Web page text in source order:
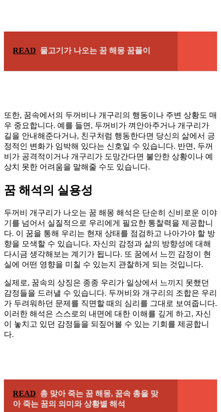
READ 물고기가 나오는 꿈 해몽 꿈풀이
또한, 꿈속에서의 두꺼비나 개구리의 행동이나 주변 상황도 매
우 중요합니다. 예를 들면, 두꺼비가 껴안아주거나 개구리가
길을 안내해준다거나, 친구처럼 행동한다면 당신의 삶에서 긍
정적인 변화가 임박해 있다는 신호일 수 있습니다. 반면, 두꺼
비가 공격적이거나 개구리가 도망간다면 불안한 상황이나 예
상치 못한 어려움을 말해줄 수도 있습니다.
꿈 해석의 실용성
두꺼비 개구리가 나오는 꿈 해몽 해석은 단순히 신비로운 이야
기를 넘어서 실질적으로 우리에게 필요한 통찰력을 제공합니
다. 이 꿈을 통해 우리는 현재 상태를 점검하고 나아가야 할 방
향을 모색할 수 있습니다. 자신의 감정과 삶의 방향성에 대해
다시금 생각해보는 계기가 됩니다. 또 꿈에서 느낀 감정이 현
실에 어떤 영향을 미칠 수 있는지 관찰하게 되는 것입니다.
실제로, 꿈속의 상징은 종종 우리가 일상에서 느끼지 못했던
감정들을 드러낼 수 있습니다. 두꺼비와 개구리의 조합은 우리
가 두려워하던 문제를 직면할 때의 심리를 그대로 보여줍니다.
이러한 해석은 스스로의 내면에 대한 이해를 깊게 하고, 자신
이 놓치고 있던 감정들을 되짚어볼 수 있는 기회를 제공합니
다.
READ 총 맞아 죽는 꿈 해몽, 꿈속 총을 맞
아 죽는 꿈의 의미와 상황별 해석